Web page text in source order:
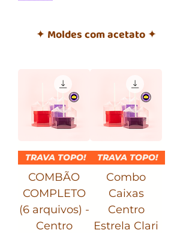
✦ Moldes com acetato ✦
TRAVA TOPO!
COMBÃO
COMPLETO
(6 arquivos) -
Centro
TRAVA TOPO!
Combo
Caixas
Centro
Estrela Clari